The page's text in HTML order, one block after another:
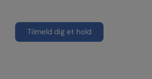
Tilmeld dig et hold